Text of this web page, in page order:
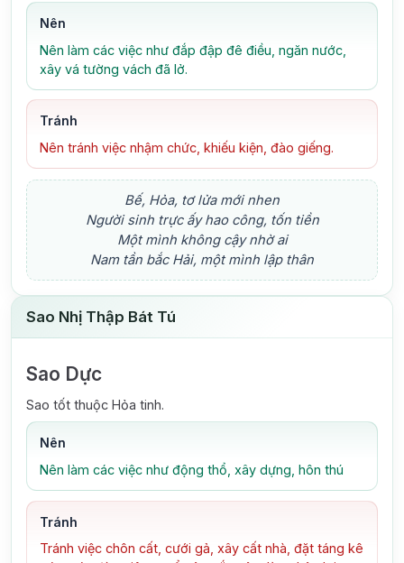
Nên
Nên làm các việc như đắp đập đê điều, ngăn nước,
xây vá tường vách đã lở.
Tránh
Nên tránh việc nhậm chức, khiếu kiện, đào giếng.
Bế, Hỏa, tơ lửa mới nhen
Người sinh trực ấy hao công, tốn tiền
Một mình không cậy nhờ ai
Nam tần bắc Hải, một mình lập thân
Sao Nhị Thập Bát Tú
Sao Dực
Sao tốt thuộc Hỏa tinh.
Nên
Nên làm các việc như động thổ, xây dựng, hôn thú
Tránh
Tránh việc chôn cất, cưới gả, xây cất nhà, đặt táng kê